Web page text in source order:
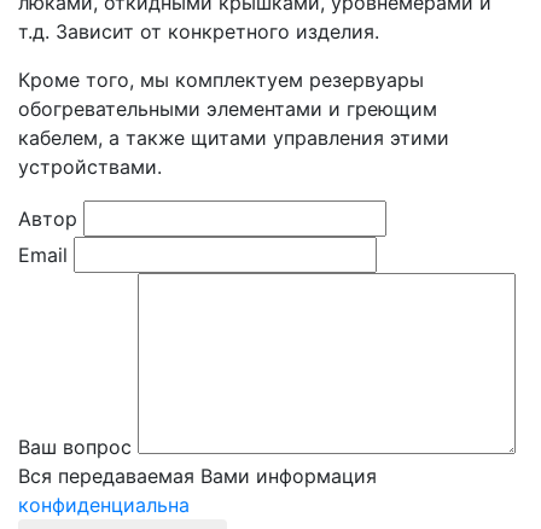
т.д. Зависит от конкретного изделия.
Кроме того, мы комплектуем резервуары
обогревательными элементами и греющим
кабелем, а также щитами управления этими
устройствами.
Автор
Email
Ваш вопрос
Вся передаваемая Вами информация
конфиденциальна